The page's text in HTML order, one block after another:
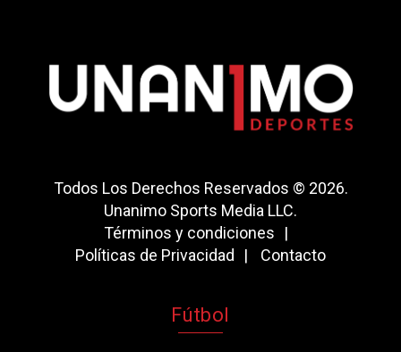
Todos Los Derechos Reservados © 2026.
Unanimo Sports Media LLC.
Términos y condiciones
Políticas de Privacidad
Contacto
Fútbol